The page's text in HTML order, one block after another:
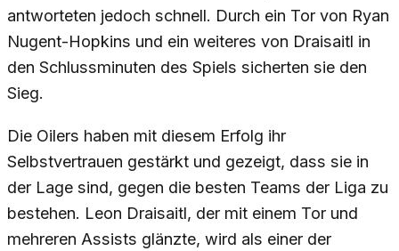
antworteten jedoch schnell. Durch ein Tor von Ryan
Nugent-Hopkins und ein weiteres von Draisaitl in
den Schlussminuten des Spiels sicherten sie den
Sieg.
Die Oilers haben mit diesem Erfolg ihr
Selbstvertrauen gestärkt und gezeigt, dass sie in
der Lage sind, gegen die besten Teams der Liga zu
bestehen. Leon Draisaitl, der mit einem Tor und
mehreren Assists glänzte, wird als einer der